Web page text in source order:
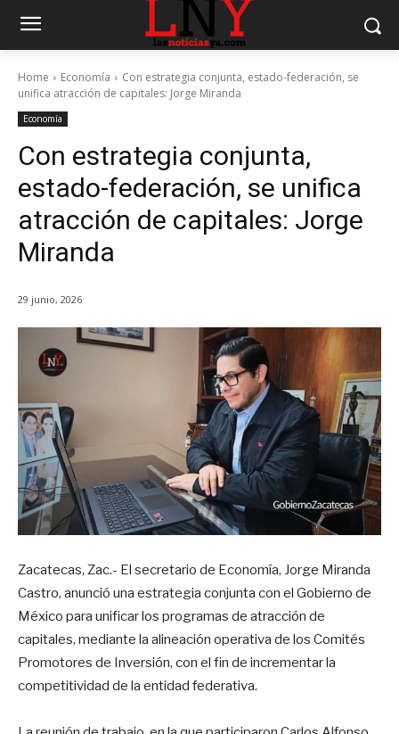
Home Economía
Con estrategia conjunta, estado-federación, se
unifica atracción de capitales: Jorge Miranda
Economía
Con estrategia conjunta,
estado-federación, se unifica
atracción de capitales: Jorge
Miranda
29 junio, 2026
Zacatecas, Zac.- El secretario de Economía, Jorge Miranda
Castro, anunció una estrategia conjunta con el Gobierno de
México para unificar los programas de atracción de
capitales, mediante la alineación operativa de los Comités
Promotores de Inversión, con el fin de incrementar la
competitividad de la entidad federativa.